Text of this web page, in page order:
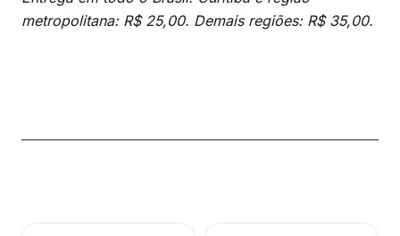
metropolitana: R$ 25,00. Demais regiões: R$ 35,00.